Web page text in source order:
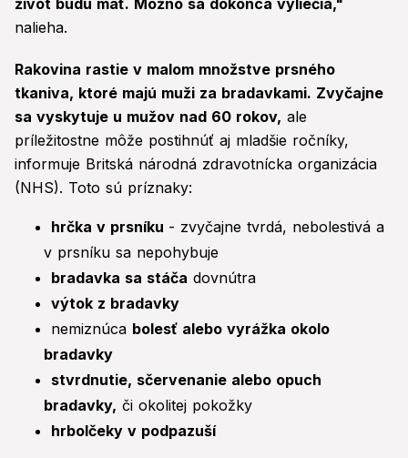
život budú mať. Možno sa dokonca vyliečia,"
nalieha.
Rakovina rastie v malom množstve prsného
tkaniva, ktoré majú muži za bradavkami. Zvyčajne
sa vyskytuje u mužov nad 60 rokov, ale
príležitostne môže postihnúť aj mladšie ročníky,
informuje Britská národná zdravotnícka organizácia
(NHS). Toto sú príznaky:
hrčka v prsníku - zvyčajne tvrdá, nebolestivá a
v prsníku sa nepohybuje
bradavka sa stáča dovnútra
výtok z bradavky
nemiznúca bolesť alebo vyrážka okolo
bradavky
stvrdnutie, sčervenanie alebo opuch
bradavky, či okolitej pokožky
hrbolčeky v podpazuší